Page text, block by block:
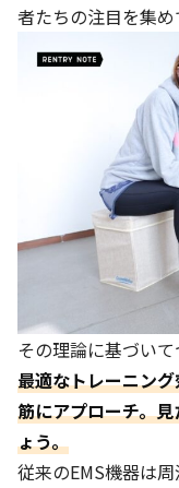
者たちの注目を集め
その理論に基づい
最適なトレーニン
筋にアプローチ。
ょう。
従来のEMS機器は